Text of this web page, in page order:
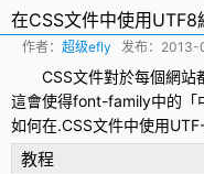
在CSS文件中使用UTF8
作者： 超级efly 发布： 2013-
CSS文件對於每個網站
這會使得font-family中的「
如何在.CSS文件中使用
教程